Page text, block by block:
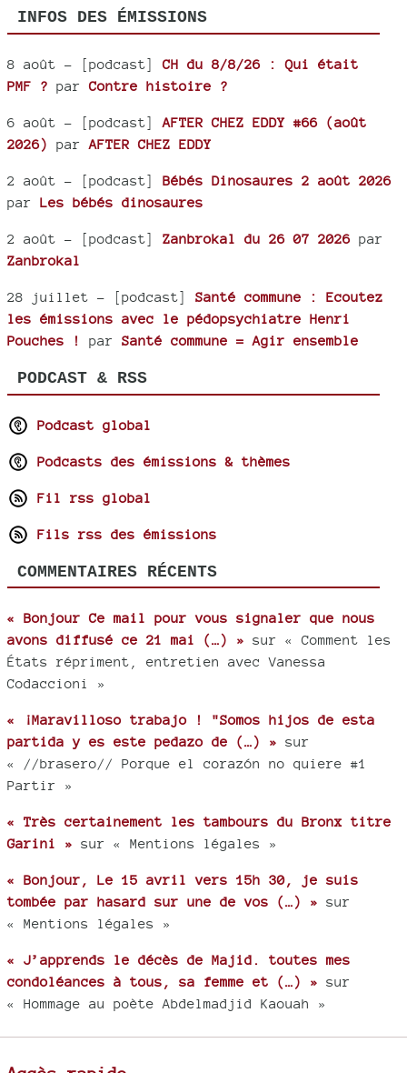
INFOS DES ÉMISSIONS
8 août - [podcast]CH du 8/8/26 : Qui était
PMF ? parContre histoire ?
6 août - [podcast] AFTER CHEZ EDDY #66 (août
2026)
par AFTER CHEZ EDDY
2 août - [podcast] Bébés Dinosaures 2 août 2026
par Les bébés dinosaures
2 août - [podcast] Zanbrokal du 26 07 2026 par
Zanbrokal
28 juillet - [podcast] Santé commune : Ecoutez
les émissions avec le pédopsychiatre Henri
Pouches !
par Santé commune = Agir ensemble
PODCAST & RSS
Podcast global
Podcasts des émissions & thèmes
Fil rss global
Fils rss des émissions
COMMENTAIRES RÉCENTS
« Bonjour Ce mail pour vous signaler que nous
avons diffusé ce 21 mai (…) » sur « Comment les
États répriment, entretien avec Vanessa
Codaccioni »
« ¡Maravilloso trabajo ! "Somos hijos de esta
partida y es este pedazo de (…) » sur
« //brasero// Porque el corazón no quiere #1
Partir »
« Très certainement les tambours du Bronx titre
Garini » sur « Mentions légales »
« Bonjour, Le 15 avril vers 15h 30, je suis
tombée par hasard sur une de vos (…) » sur
« Mentions légales »
« J’apprends le décès de Majid. toutes mes
condoléances à tous, sa femme et (…) » sur
« Hommage au poète Abdelmadjid Kaouah »